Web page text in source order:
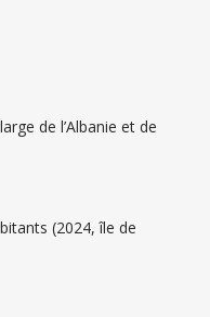
de l’Albanie et de
(2024, île de